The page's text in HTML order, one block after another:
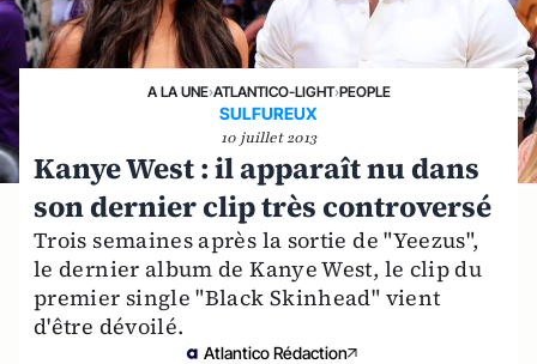
A LA UNE›ATLANTICO-LIGHT›PEOPLE
SULFUREUX
10 juillet 2013
Kanye West : il apparaît nu dans
son dernier clip très controversé
Trois semaines après la sortie de "Yeezus",
le dernier album de Kanye West, le clip du
premier single "Black Skinhead" vient
d'être dévoilé.
Atlantico Rédaction